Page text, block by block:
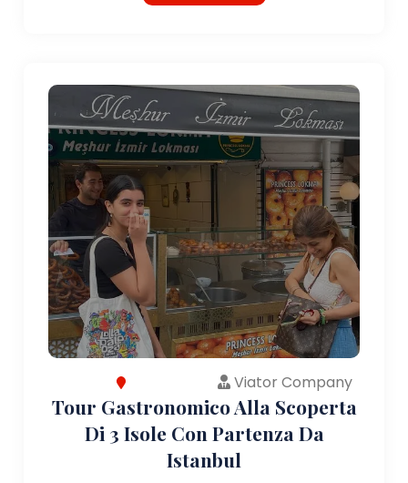
Viator Company
Tour Gastronomico Alla Scoperta
Di 3 Isole Con Partenza Da
Istanbul